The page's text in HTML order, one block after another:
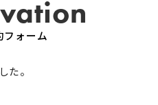
フォーム
た。